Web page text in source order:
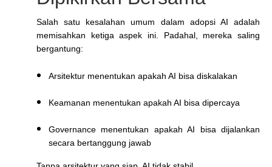
Salah satu kesalahan umum dalam adopsi AI adalah
memisahkan ketiga aspek ini. Padahal, mereka saling
bergantung:
Arsitektur menentukan apakah AI bisa diskalakan
Keamanan menentukan apakah AI bisa dipercaya
Governance menentukan apakah AI bisa dijalankan
secara bertanggung jawab